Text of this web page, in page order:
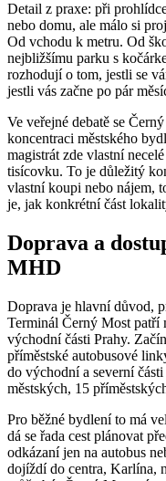
Detail z praxe: při
nebo domu, ale málo si
Od vchodu k metru. Od
nejbližšímu parku s
rozhodují o tom, jestli se
jestli vás začne po pár
Ve veřejné debatě se
koncentraci městského
magistrát zde vlastní
tisícovku. To je důležitý
vlastní koupi nebo nájem,
je, jak konkrétní část
Doprava a
MHD
Doprava je hlavní důvod,
Terminál Černý Most patří
východní části Prahy.
příměstské autobusové
do východní a severní
městských, 15
Pro běžné bydlení to má
dá se řada cest plánovat
odkázaní jen na autobus
dojíždí do centra, Karlína,